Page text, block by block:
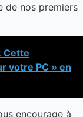
de nos premiers
Cette
votre PC » en
encourage à